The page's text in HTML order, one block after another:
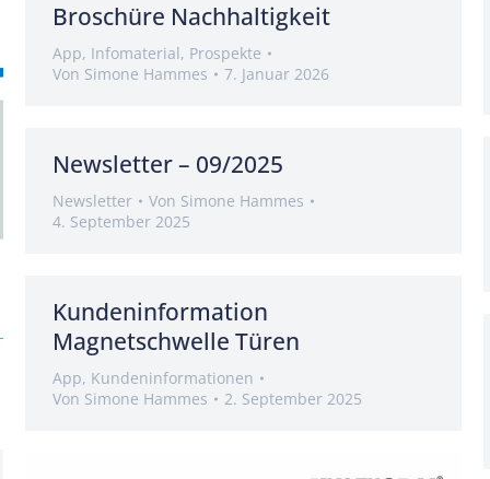
Broschüre Nachhaltigkeit
App, Infomaterial, Prospekte
Von Simone Hammes 7. Januar 2026
Newsletter – 09/2025
Newsletter Von Simone Hammes
4. September 2025
Kundeninformation
Magnetschwelle Türen
App, Kundeninformationen
Von Simone Hammes 2. September 2025